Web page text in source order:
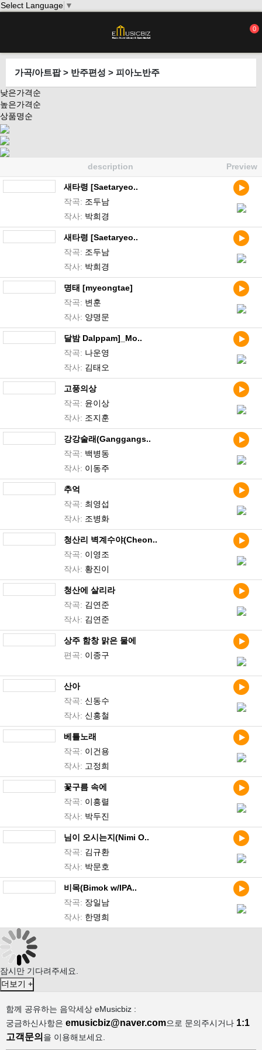
Select Language ▼
0
가곡/아트팝 > 반주편성 > 피아노반주
낮은가격순
높은가격순
상품명순
description Preview
새타령 [Saetaryeo..
작곡: 조두남
작사: 박희경
새타령 [Saetaryeo..
작곡: 조두남
작사: 박희경
명태 [myeongtae]
작곡: 변훈
작사: 양명문
달밤 Dalppam]_Mo..
작곡: 나운영
작사: 김태오
고풍의상
작곡: 윤이상
작사: 조지훈
강강술래(Ganggangs..
작곡: 백병동
작사: 이동주
추억
작곡: 최영섭
작사: 조병화
청산리 벽계수야(Cheon..
작곡: 이영조
작사: 황진이
청산에 살리라
작곡: 김연준
작사: 김연준
상주 함창 맑은 물에
편곡: 이종구
산아
작곡: 신동수
작사: 신홍철
베틀노래
작곡: 이건용
작사: 고정희
꽃구름 속에
작곡: 이흥렬
작사: 박두진
님이 오시는지(Nimi O..
작곡: 김규환
작사: 박문호
비목(Bimok w/IPA..
작곡: 장일남
작사: 한명희
잠시만 기다려주세요.
더보기 +
함께 공유하는 음악세상 eMusicbiz :
궁금하신사항은 emusicbiz@naver.com으로 문의주시거나 1:1
고객문의 을 이용해보세요.